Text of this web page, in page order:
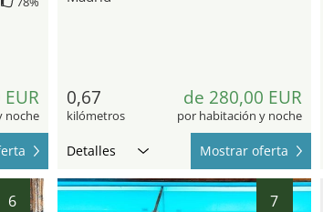
noche
0,67
kilómetros
de 280,00 EUR
por habitación y noche
Detalles Mostrar oferta
6 7